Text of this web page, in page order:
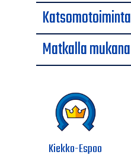
Katsomotoiminta
Matkalla mukana
Kiekko-Espoo